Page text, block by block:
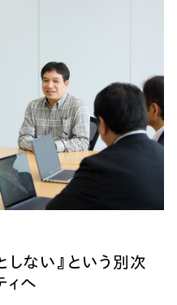
しない』という別次
ィへ